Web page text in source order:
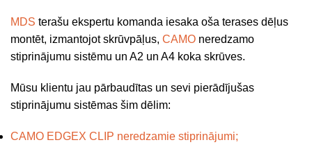
MDS terašu ekspertu komanda iesaka oša terases dēļus
montēt, izmantojot skrūvpāļus, CAMO neredzamo
stiprinājumu sistēmu un A2 un A4 koka skrūves.
Mūsu klientu jau pārbaudītas un sevi pierādījušas
stiprinājumu sistēmas šim dēlim:
CAMO EDGEX CLIP neredzamie stiprinājumi;